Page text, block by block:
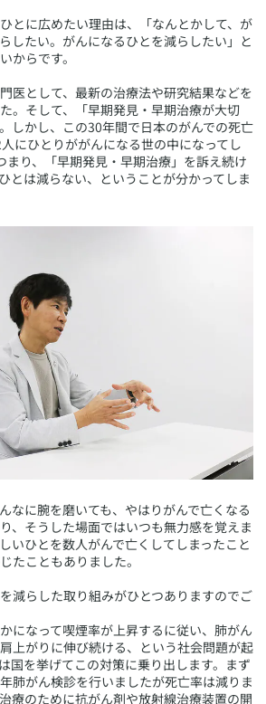
とに広めたい理由は、「なんとかして、が
したい。がんになるひとを減らしたい」と
からです。
医として、最新の治療法や研究結果などを
。そして、「早期発見・早期治療が大切
しかし、この30年間で日本のがんでの死亡
にひとりががんになる世の中になってし
り、「早期発見・早期治療」を訴え続け
とは減らない、ということが分かってしま
なに腕を磨いても、やはりがんで亡くなる
、そうした場面ではいつも無力感を覚えま
いひとを数人がんで亡くしてしまったこと
たこともありました。
減らした取り組みがひとつありますのでご
になって喫煙率が上昇するに従い、肺がん
上がりに伸び続ける、という社会問題が起
国を挙げてこの対策に乗り出します。まず
肺がん検診を行いましたが死亡率は減りま
療のために抗がん剤や放射線治療装置の開